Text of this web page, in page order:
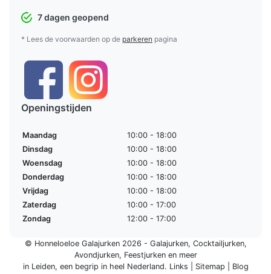
7 dagen geopend
* Lees de voorwaarden op de parkeren pagina
Openingstijden
Maandag
10:00 - 18:00
Dinsdag
10:00 - 18:00
Woensdag
10:00 - 18:00
Donderdag
10:00 - 18:00
Vrijdag
10:00 - 18:00
Zaterdag
10:00 - 17:00
Zondag
12:00 - 17:00
© Honneloeloe Galajurken 2026 - Galajurken, Cocktailjurken,
Avondjurken, Feestjurkenen meer
in Leiden, een begrip in heel Nederland. Links Sitemap Blog